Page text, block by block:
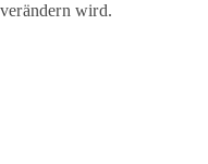
wird.